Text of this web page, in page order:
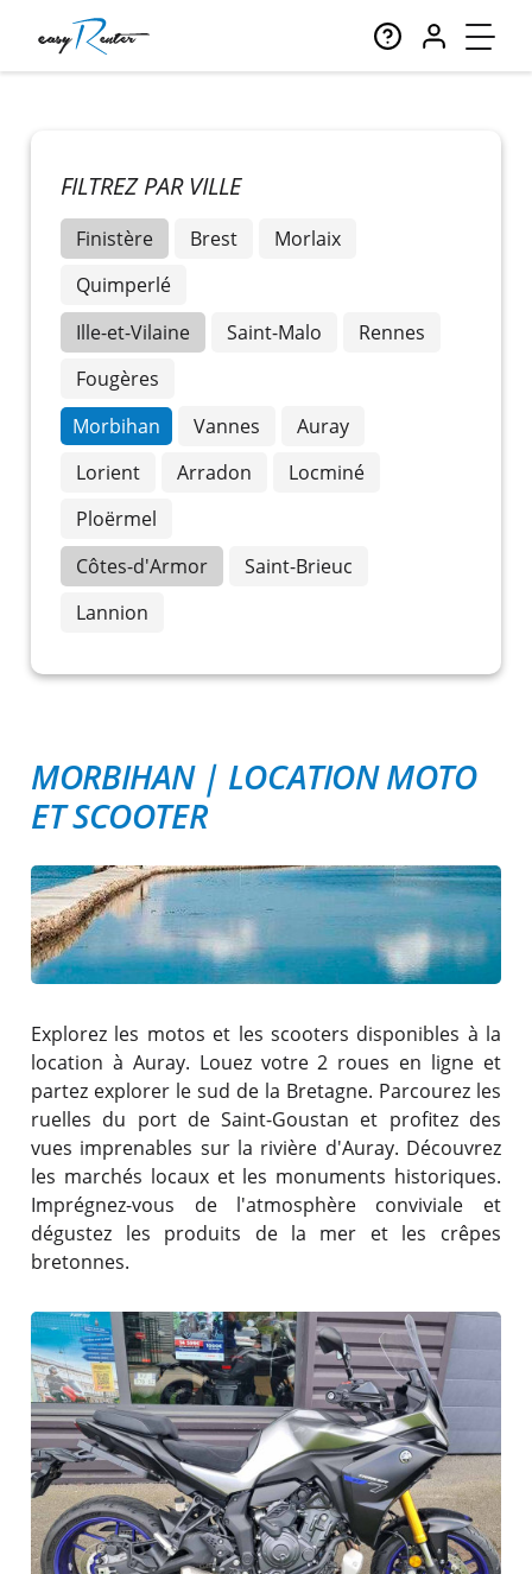
FILTREZ PAR VILLE
Finistère Brest
Morlaix
Quimperlé
Ille-et-Vilaine
Saint-Malo
Rennes
Fougères
Morbihan
Vannes
Auray
Lorient
Arradon
Locminé
Ploërmel
Côtes-d'Armor
Saint-Brieuc
Lannion
MORBIHAN | LOCATION MOTO
ET SCOOTER
Explorez les motos et les scooters disponibles à la
location à Auray. Louez votre 2 roues en ligne et
partez explorer le sud de la Bretagne. Parcourez les
ruelles du port de Saint-Goustan et profitez des
vues imprenables sur la rivière d'Auray. Découvrez
les marchés locaux et les monuments historiques.
Imprégnez-vous de l'atmosphère conviviale et
dégustez les produits de la mer et les crêpes
bretonnes.